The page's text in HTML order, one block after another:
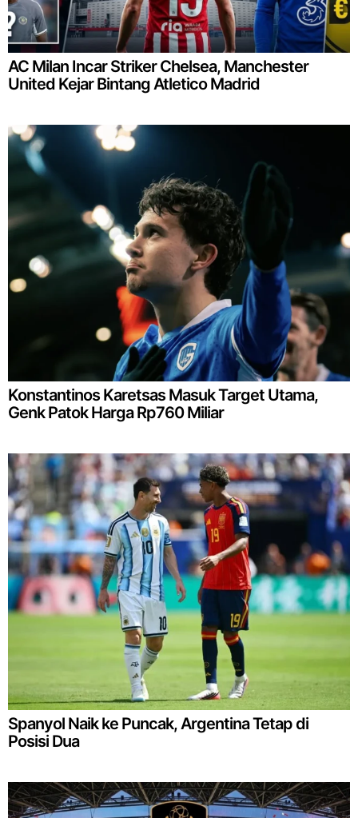
AC Milan Incar Striker Chelsea, Manchester
United Kejar Bintang Atletico Madrid
Konstantinos Karetsas Masuk Target Utama,
Genk Patok Harga Rp760 Miliar
Spanyol Naik ke Puncak, Argentina Tetap di
Posisi Dua